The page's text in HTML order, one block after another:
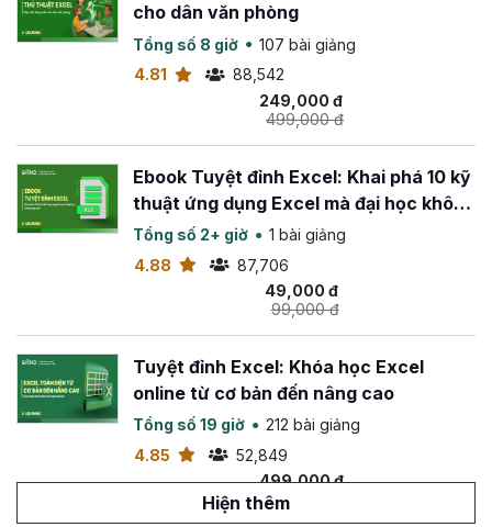
cho dân văn phòng
Tổng số 8 giờ
107 bài giảng
4.81
88,542
249,000 đ
499,000 đ
Ebook Tuyệt đỉnh Excel: Khai phá 10 kỹ
thuật ứng dụng Excel mà đại học không
dạy bạn
Tổng số 2+ giờ
1 bài giảng
4.88
87,706
49,000 đ
99,000 đ
Tuyệt đỉnh Excel: Khóa học Excel
online từ cơ bản đến nâng cao
Tổng số 19 giờ
212 bài giảng
4.85
52,849
499,000 đ
799,000 đ
Hiện thêm